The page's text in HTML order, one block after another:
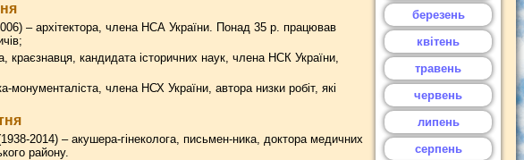
– архітектора, члена НСА України. Понад 35 р. працював
кандидата історичних наук, члена НСК України,
члена НСХ України, автора низки робіт, які
2014) – акушера-гінеколога, письмен-ника, доктора медичних
району.
березень
квітень
травень
червень
липень
серпень